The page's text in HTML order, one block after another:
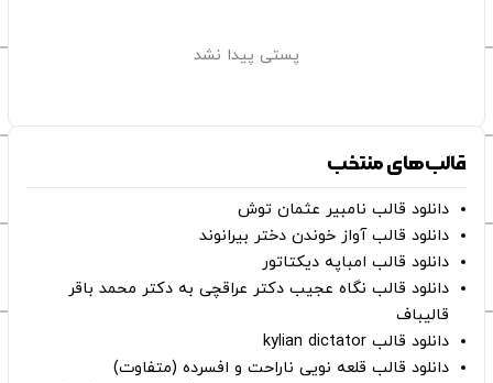
پستی پیدا نشد
قالب‌های منتخب
دانلود قالب نامبیر عثمان ‌توش
دانلود قالب آواز خوندن دختر بیرانوند
دانلود قالب امباپه دیکتاتور
دانلود قالب نگاه عجیب دکتر عراقچی به دکتر محمد باقر
قالیباف
دانلود قالب kylian dictator
دانلود قالب قلعه نویی ناراحت و افسرده (متفاوت)